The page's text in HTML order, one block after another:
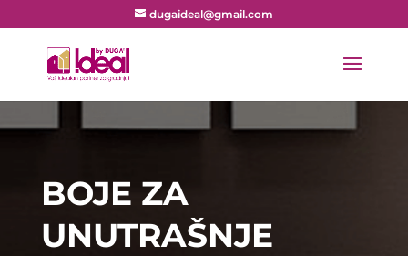
dugaideal@gmail.com
BOJE ZA
UNUTRAŠNJE